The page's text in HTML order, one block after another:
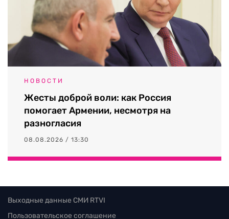
НОВОСТИ
Жесты доброй воли: как Россия
помогает Армении, несмотря на
разногласия
08.08.2026 / 13:30
Выходные данные СМИ RTVI
Пользовательское соглашение